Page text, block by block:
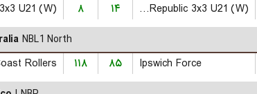
U21 (W)
۸ ۱۴ Czech Republic 3x3 U21 (W)
NBL1 North
Rollers
۱۱۸ ۸۵ Ipswich Force